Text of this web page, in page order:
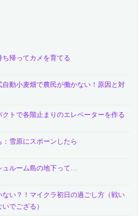
ち帰ってカメを育てる
自動小麦畑で農民が働かない！原因と対
クトで各階止まりのエレベーターを作る
：雪原にスポーンしたら
ュルーム島の地下って…
ない？！マイクラ初日の過ごし方（戦い
でござる）